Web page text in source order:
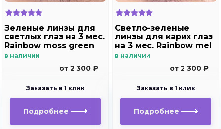
Зеленые линзы для
светлых глаз на 3 мес.
Rainbow moss green
в наличии
от 2 300 ₽
Заказать в 1 клик
Подробнее
Светло-зеленые
линзы для карих глаз
на 3 мес. Rainbow mel
в наличии
от 2 300 ₽
Заказать в 1 клик
Подробнее